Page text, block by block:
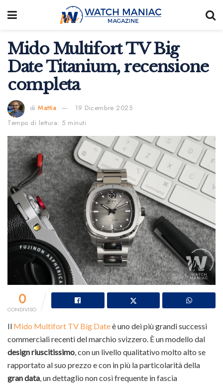
Mido Multifort TV Big
Date Titanium, recensione
completa
di Mattia
19 Dicembre 2025
Tempo di lettura: 5 minuti
0
CONDIVISO
Il Mido Multifort TV Big Dateè uno dei più grandi successi
commerciali recenti del marchio svizzero. È un modello dal
design riuscitissimo , con un livello qualitativo molto alto se
rapportato al suo prezzo e con in più la particolarità della
gran data , un dettaglio non così frequente in fascia